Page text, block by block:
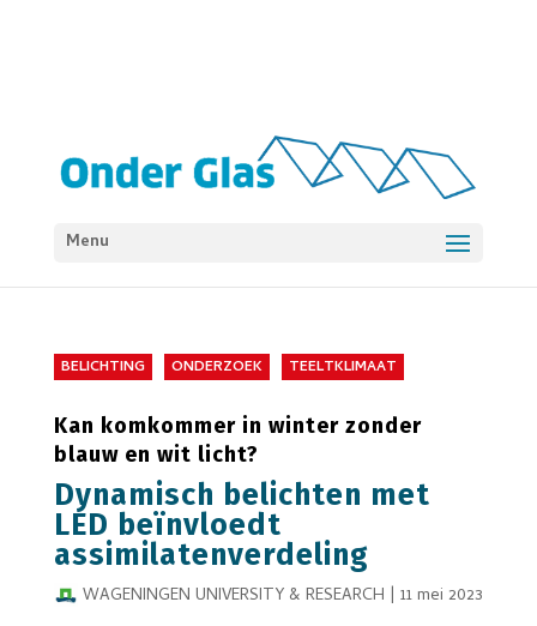
Menu
BELICHTING ONDERZOEK TEELTKLIMAAT
Kan komkommer in winter zonder
blauw en wit licht?
Dynamisch belichten met
LED beïnvloedt
assimilatenverdeling
WAGENINGEN UNIVERSITY & RESEARCH | 11 mei 2023